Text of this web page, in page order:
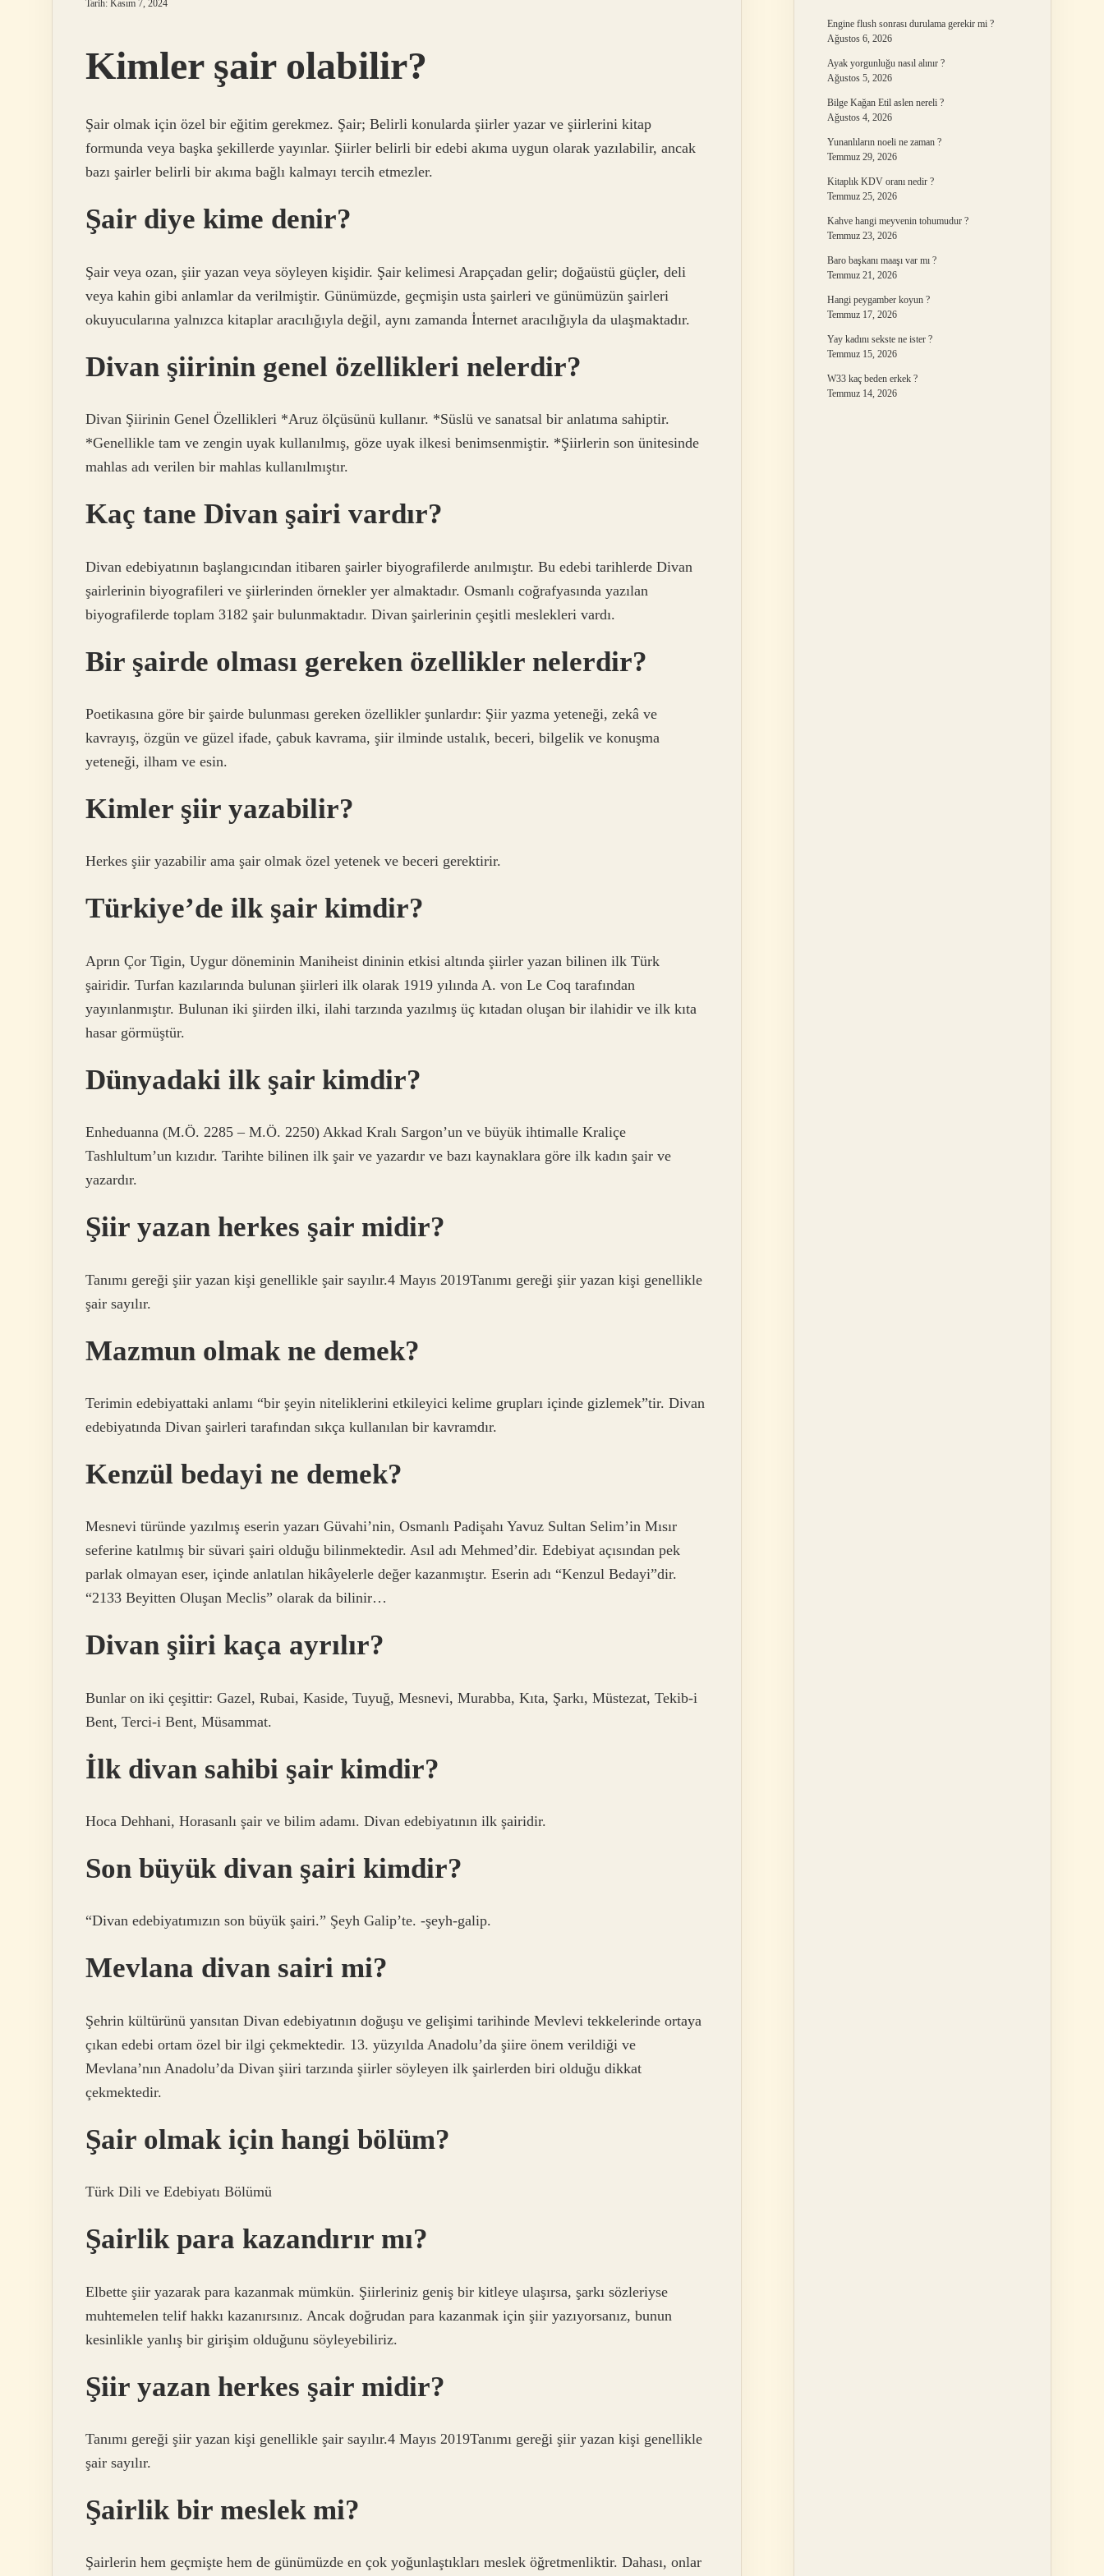
Tarih: Kasım 7, 2024
Kimler şair olabilir?
Şair olmak için özel bir eğitim gerekmez. Şair; Belirli konularda şiirler yazar ve şiirlerini kitap
formunda veya başka şekillerde yayınlar. Şiirler belirli bir edebi akıma uygun olarak yazılabilir, ancak
bazı şairler belirli bir akıma bağlı kalmayı tercih etmezler.
Şair diye kime denir?
Şair veya ozan, şiir yazan veya söyleyen kişidir. Şair kelimesi Arapçadan gelir; doğaüstü güçler, deli
veya kahin gibi anlamlar da verilmiştir. Günümüzde, geçmişin usta şairleri ve günümüzün şairleri
okuyucularına yalnızca kitaplar aracılığıyla değil, aynı zamanda İnternet aracılığıyla da ulaşmaktadır.
Divan şiirinin genel özellikleri nelerdir?
Divan Şiirinin Genel Özellikleri *Aruz ölçüsünü kullanır. *Süslü ve sanatsal bir anlatıma sahiptir.
*Genellikle tam ve zengin uyak kullanılmış, göze uyak ilkesi benimsenmiştir. *Şiirlerin son ünitesinde
mahlas adı verilen bir mahlas kullanılmıştır.
Kaç tane Divan şairi vardır?
Divan edebiyatının başlangıcından itibaren şairler biyografilerde anılmıştır. Bu edebi tarihlerde Divan
şairlerinin biyografileri ve şiirlerinden örnekler yer almaktadır. Osmanlı coğrafyasında yazılan
biyografilerde toplam 3182 şair bulunmaktadır. Divan şairlerinin çeşitli meslekleri vardı.
Bir şairde olması gereken özellikler nelerdir?
Poetikasına göre bir şairde bulunması gereken özellikler şunlardır: Şiir yazma yeteneği, zekâ ve
kavrayış, özgün ve güzel ifade, çabuk kavrama, şiir ilminde ustalık, beceri, bilgelik ve konuşma
yeteneği, ilham ve esin.
Kimler şiir yazabilir?
Herkes şiir yazabilir ama şair olmak özel yetenek ve beceri gerektirir.
Türkiye’de ilk şair kimdir?
Aprın Çor Tigin, Uygur döneminin Maniheist dininin etkisi altında şiirler yazan bilinen ilk Türk
şairidir. Turfan kazılarında bulunan şiirleri ilk olarak 1919 yılında A. von Le Coq tarafından
yayınlanmıştır. Bulunan iki şiirden ilki, ilahi tarzında yazılmış üç kıtadan oluşan bir ilahidir ve ilk kıta
hasar görmüştür.
Dünyadaki ilk şair kimdir?
Enheduanna (M.Ö. 2285 – M.Ö. 2250) Akkad Kralı Sargon’un ve büyük ihtimalle Kraliçe
Tashlultum’un kızıdır. Tarihte bilinen ilk şair ve yazardır ve bazı kaynaklara göre ilk kadın şair ve
yazardır.
Şiir yazan herkes şair midir?
Tanımı gereği şiir yazan kişi genellikle şair sayılır.4 Mayıs 2019Tanımı gereği şiir yazan kişi genellikle
şair sayılır.
Mazmun olmak ne demek?
Terimin edebiyattaki anlamı “bir şeyin niteliklerini etkileyici kelime grupları içinde gizlemek”tir. Divan
edebiyatında Divan şairleri tarafından sıkça kullanılan bir kavramdır.
Kenzül bedayi ne demek?
Mesnevi türünde yazılmış eserin yazarı Güvahi’nin, Osmanlı Padişahı Yavuz Sultan Selim’in Mısır
seferine katılmış bir süvari şairi olduğu bilinmektedir. Asıl adı Mehmed’dir. Edebiyat açısından pek
parlak olmayan eser, içinde anlatılan hikâyelerle değer kazanmıştır. Eserin adı “Kenzul Bedayi”dir.
“2133 Beyitten Oluşan Meclis” olarak da bilinir…
Divan şiiri kaça ayrılır?
Bunlar on iki çeşittir: Gazel, Rubai, Kaside, Tuyuğ, Mesnevi, Murabba, Kıta, Şarkı, Müstezat, Tekib-i
Bent, Terci-i Bent, Müsammat.
İlk divan sahibi şair kimdir?
Hoca Dehhani, Horasanlı şair ve bilim adamı. Divan edebiyatının ilk şairidir.
Son büyük divan şairi kimdir?
“Divan edebiyatımızın son büyük şairi.” Şeyh Galip’te. -şeyh-galip.
Mevlana divan sairi mi?
Şehrin kültürünü yansıtan Divan edebiyatının doğuşu ve gelişimi tarihinde Mevlevi tekkelerinde ortaya
çıkan edebi ortam özel bir ilgi çekmektedir. 13. yüzyılda Anadolu’da şiire önem verildiği ve
Mevlana’nın Anadolu’da Divan şiiri tarzında şiirler söyleyen ilk şairlerden biri olduğu dikkat
çekmektedir.
Şair olmak için hangi bölüm?
Türk Dili ve Edebiyatı Bölümü
Şairlik para kazandırır mı?
Elbette şiir yazarak para kazanmak mümkün. Şiirleriniz geniş bir kitleye ulaşırsa, şarkı sözleriyse
muhtemelen telif hakkı kazanırsınız. Ancak doğrudan para kazanmak için şiir yazıyorsanız, bunun
kesinlikle yanlış bir girişim olduğunu söyleyebiliriz.
Şiir yazan herkes şair midir?
Tanımı gereği şiir yazan kişi genellikle şair sayılır.4 Mayıs 2019Tanımı gereği şiir yazan kişi genellikle
şair sayılır.
Şairlik bir meslek mi?
Şairlerin hem geçmişte hem de günümüzde en çok yoğunlaştıkları meslek öğretmenliktir. Dahası, onlar
Engine flush sonrası durulama gerekir mi ?
Ağustos 6, 2026
Ayak yorgunluğu nasıl alınır ?
Ağustos 5, 2026
Bilge Kağan Etil aslen nereli ?
Ağustos 4, 2026
Yunanlıların noeli ne zaman ?
Temmuz 29, 2026
Kitaplık KDV oranı nedir ?
Temmuz 25, 2026
Kahve hangi meyvenin tohumudur ?
Temmuz 23, 2026
Baro başkanı maaşı var mı ?
Temmuz 21, 2026
Hangi peygamber koyun ?
Temmuz 17, 2026
Yay kadını sekste ne ister ?
Temmuz 15, 2026
W33 kaç beden erkek ?
Temmuz 14, 2026